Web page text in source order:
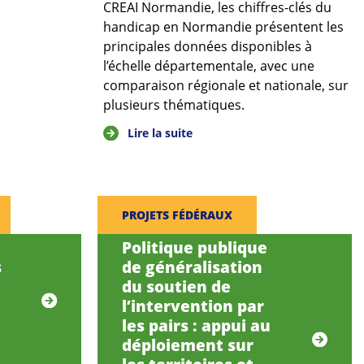
CREAI Normandie, les chiffres-clés du
handicap en Normandie présentent les
principales données disponibles à
l’échelle départementale, avec une
comparaison régionale et nationale, sur
plusieurs thématiques.
Lire la suite
PROJETS FÉDÉRAUX
Politique publique
de généralisation
du soutien de
l’intervention par
les pairs : appui au
déploiement sur